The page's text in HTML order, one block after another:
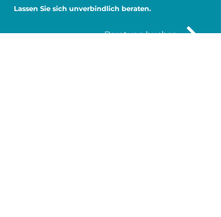
Lassen Sie sich unverbindlich beraten.
Beratung buchen